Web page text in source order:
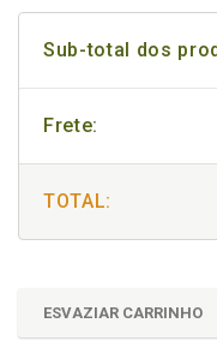
Sub-total dos
Frete:
TOTAL:
ESVAZIAR CARRINHO